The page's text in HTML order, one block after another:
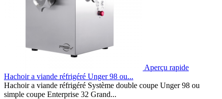
Aperçu rapide
Hachoir a viande réfrigéré Unger 98 ou...
Hachoir a viande réfrigéré Système double coupe Unger 98 ou
simple coupe Enterprise 32 Grand...